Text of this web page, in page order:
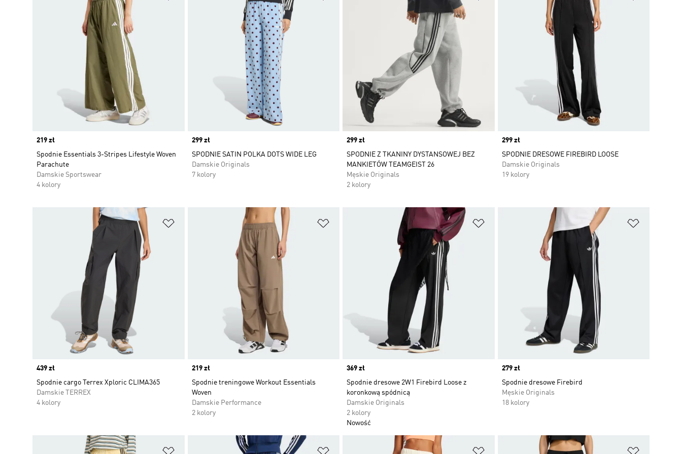
Price
219 zł
Spodnie Essentials 3-Stripes Lifestyle Woven
Parachute
Damskie Sportswear
4 kolory
Price
299 zł
SPODNIE SATIN POLKA DOTS WIDE LEG
Damskie Originals
7 kolory
Price
299 zł
SPODNIE Z TKANINY DYSTANSOWEJ BEZ
MANKIETÓW TEAMGEIST 26
Męskie Originals
2 kolory
Price
299 zł
SPODNIE DRESOWE FIREBIRD LOOSE
Damskie Originals
19 kolory
Dodaj do listy życzeń
Price
439 zł
Spodnie cargo Terrex Xploric CLIMA365
Damskie TERREX
4 kolory
Dodaj do listy życzeń
Price
219 zł
Spodnie treningowe Workout Essentials
Woven
Damskie Performance
2 kolory
Dodaj do listy życzeń
Price
369 zł
Spodnie dresowe 2W1 Firebird Loose z
koronkową spódnicą
Damskie Originals
2 kolory
Nowość
Price
279 zł
Spodnie dresowe Firebird
Męskie Originals
18 kolory
Dodaj do listy życzeń Dodaj do listy życzeń Dodaj do listy życzeń